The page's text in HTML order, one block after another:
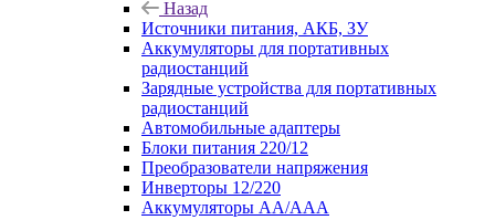
Назад
Источники питания, АКБ, ЗУ
Аккумуляторы для портативных
радиостанций
Зарядные устройства для портативных
радиостанций
Автомобильные адаптеры
Блоки питания 220/12
Преобразователи напряжения
Инверторы 12/220
Аккумуляторы АА/ААА